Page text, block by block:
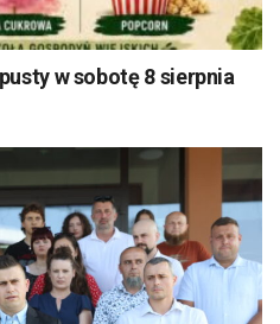
w sobotę 8 sierpnia